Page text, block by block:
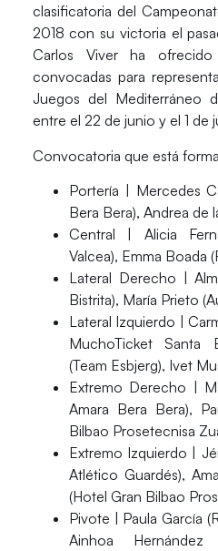
clasificatoria del
2018 con su victoria el
Carlos
Viverha ofrecido
convocadas para
Juegos del Mediterráneo
entre el 22 de junio y el 1 de
Convocatoria que está
Portería | Mercedes
Bera Bera), Andrea de
Central | Alicia
Valcea), Emma Boada
Lateral Derecho |
Bistrita), María Prieto
Lateral Izquierdo |
MuchoTicket Santa
(Team Esbjerg), Ivet
Extremo Derecho |
Amara Bera Bera),
Bilbao Prosetecnisa
Extremo Izquierdo |
Atlético Guardés),
(Hotel Gran Bilbao
Pivote | Paula García
Ainhoa